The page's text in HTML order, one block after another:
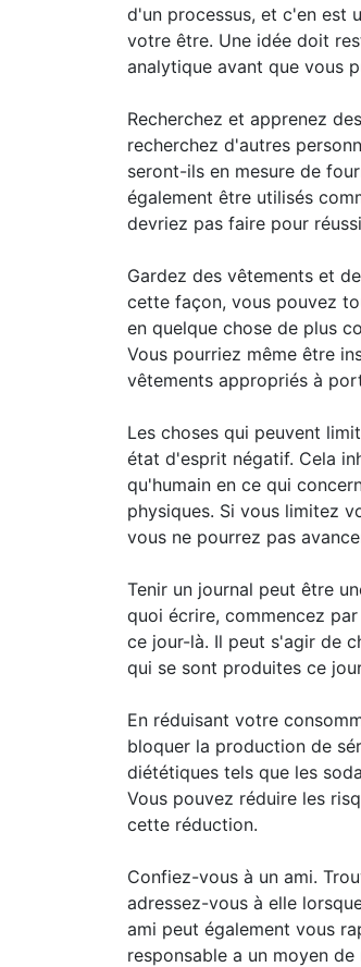
d'un processus, et c'en est
votre être. Une idée doit
analytique avant que vous
Recherchez et apprenez
recherchez d'autres
seront-ils en mesure de
également être utilisés
devriez pas faire pour
Gardez des vêtements et
cette façon, vous pouvez
en quelque chose de plus
Vous pourriez même être
vêtements appropriés à
Les choses qui peuvent
état d'esprit négatif. Cela
qu'humain en ce qui
physiques. Si vous limitez
vous ne pourrez pas
Tenir un journal peut être
quoi écrire, commencez
ce jour-là. Il peut s'agir de
qui se sont produites ce
En réduisant votre
bloquer la production de
diététiques tels que les
Vous pouvez réduire les
cette réduction.
Confiez-vous à un ami.
adressez-vous à elle
ami peut également vous
responsable a un moyen